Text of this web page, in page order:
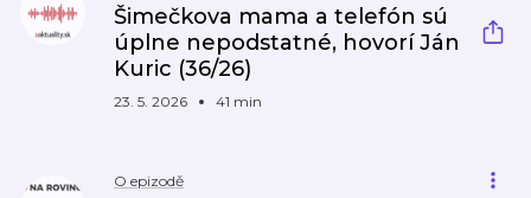
Šimečkova mama a telefón sú
úplne nepodstatné, hovorí Ján
Kuric (36/26)
23. 5. 2026 41 min
O epizodě